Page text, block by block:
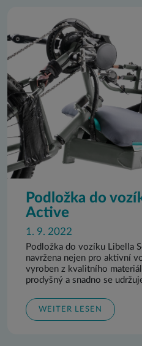
Podložka do
Active
1. 9. 2022
Podložka do vozíku Libella
navržena nejen pro aktivní
vyroben z kvalitního
prodyšný a snadno se
WEITER LESEN